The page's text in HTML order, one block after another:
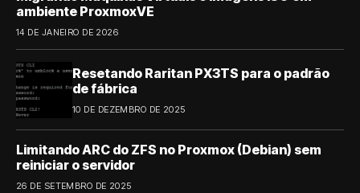
ambiente ProxmoxVE
14 DE JANEIRO DE 2026
Resetando Raritan PX3TS para o padrão
de fábrica
10 DE DEZEMBRO DE 2025
Limitando ARC do ZFS no Proxmox (Debian) sem
reiniciar o servidor
26 DE SETEMBRO DE 2025